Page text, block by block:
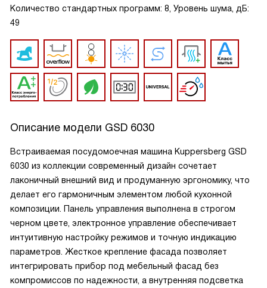
Количество стандартных программ: 8, Уровень шума, дБ:
49
Описание модели GSD 6030
Встраиваемая посудомоечная машина Kuppersberg GSD
6030 из коллекции современный дизайн сочетает
лаконичный внешний вид и продуманную эргономику, что
делает его гармоничным элементом любой кухонной
композиции. Панель управления выполнена в строгом
черном цвете, электронное управление обеспечивает
интуитивную настройку режимов и точную индикацию
параметров. Жесткое крепление фасада позволяет
интегрировать прибор под мебельный фасад без
компромиссов по надежности, а внутренняя подсветка